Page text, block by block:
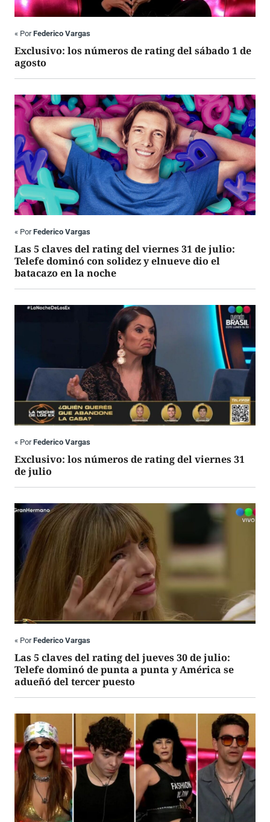
« PorFederico Vargas
Exclusivo: los números de rating del sábado 1 de
agosto
« PorFederico Vargas
Las 5 claves del rating del viernes 31 de julio:
Telefe dominó con solidez y elnueve dio el
batacazo en la noche
« PorFederico Vargas
Exclusivo: los números de rating del viernes 31
de julio
« PorFederico Vargas
Las 5 claves del rating del jueves 30 de julio:
Telefe dominó de punta a punta y América se
adueñó del tercer puesto